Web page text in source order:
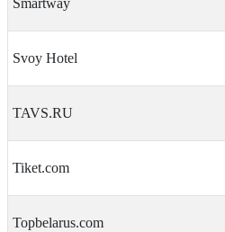
Svoy Hotel
TAVS.RU
Tiket.com
Topbelarus.com